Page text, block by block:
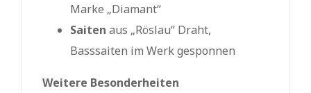
Marke „Diamant“
Saiten aus „Röslau“ Draht,
Basssaiten im Werk gesponnen
Weitere Besonderheiten